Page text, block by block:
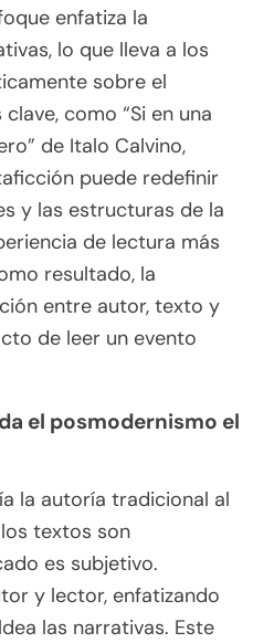
enfatiza la
lo que lleva a los
sobre el
como “Si en una
de Italo Calvino,
puede redefinir
y las estructuras de la
de lectura más
resultado, la
entre autor, texto y
de leer un evento
el posmodernismo el
la autoría tradicional al
textos son
es subjetivo.
y lector, enfatizando
las narrativas. Este